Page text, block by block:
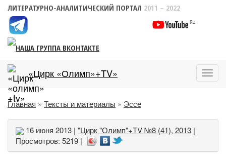
ЛИТЕРАТУРНО-АНАЛИТИЧЕСКИЙ ПОРТАЛ 2011 – 2022
меню
«Цирк «Олимп»+TV»
Главная » Тексты и материалы » Эссе
16 июня 2013 | "Цирк "Олимп"+TV №8 (41), 2013 |
Просмотров: 5219 |